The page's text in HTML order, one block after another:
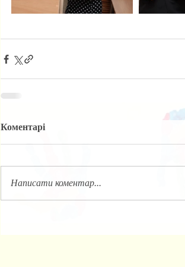
Коментарі
Написати коментар...